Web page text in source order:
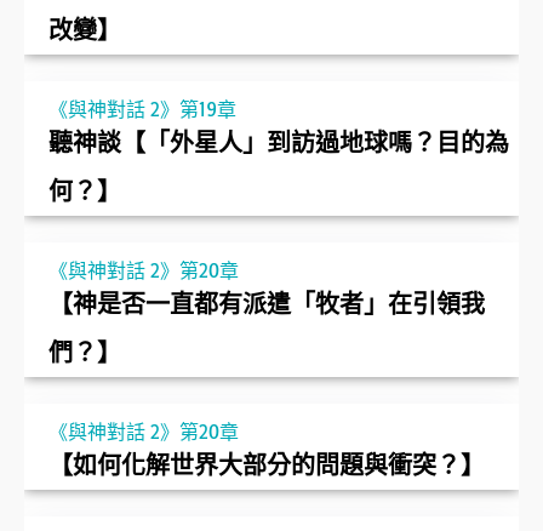
改變】
《與神對話 2》第19章
聽神談【「外星人」到訪過地球嗎？目的為
何？】
《與神對話 2》第20章
【神是否一直都有派遣「牧者」在引領我
們？】
《與神對話 2》第20章
【如何化解世界大部分的問題與衝突？】